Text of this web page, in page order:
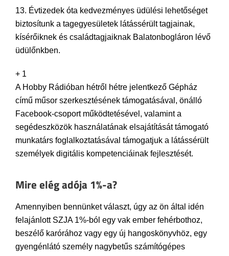
13. Évtizedek óta kedvezményes üdülési lehetőséget
biztosítunk a tagegyesületek látássérült tagjainak,
kísérőiknek és családtagjaiknak Balatonbogláron lévő
üdülőnkben.
+ 1
A Hobby Rádióban hétről hétre jelentkező Gépház
című műsor szerkesztésének támogatásával, önálló
Facebook-csoport működtetésével, valamint a
segédeszközök használatának elsajátítását támogató
munkatárs foglalkoztatásával támogatjuk a látássérült
személyek digitális kompetenciáinak fejlesztését.
Mire elég adója 1%-a?
Amennyiben bennünket választ, úgy az ön által idén
felajánlott SZJA 1%-ból egy vak ember fehérbothoz,
beszélő karórához vagy egy új hangoskönyvhöz, egy
gyengénlátó személy nagybetűs számítógépes